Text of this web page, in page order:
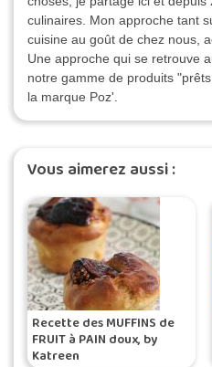
culinaires. Mon approche tant
cuisine au goût de chez nous,
Une approche qui se retrouve
notre gamme de produits
la marque Poz'.
Vous aimerez aussi :
Recette des MUFFINS de
FRUIT à PAIN doux, by
Katreen